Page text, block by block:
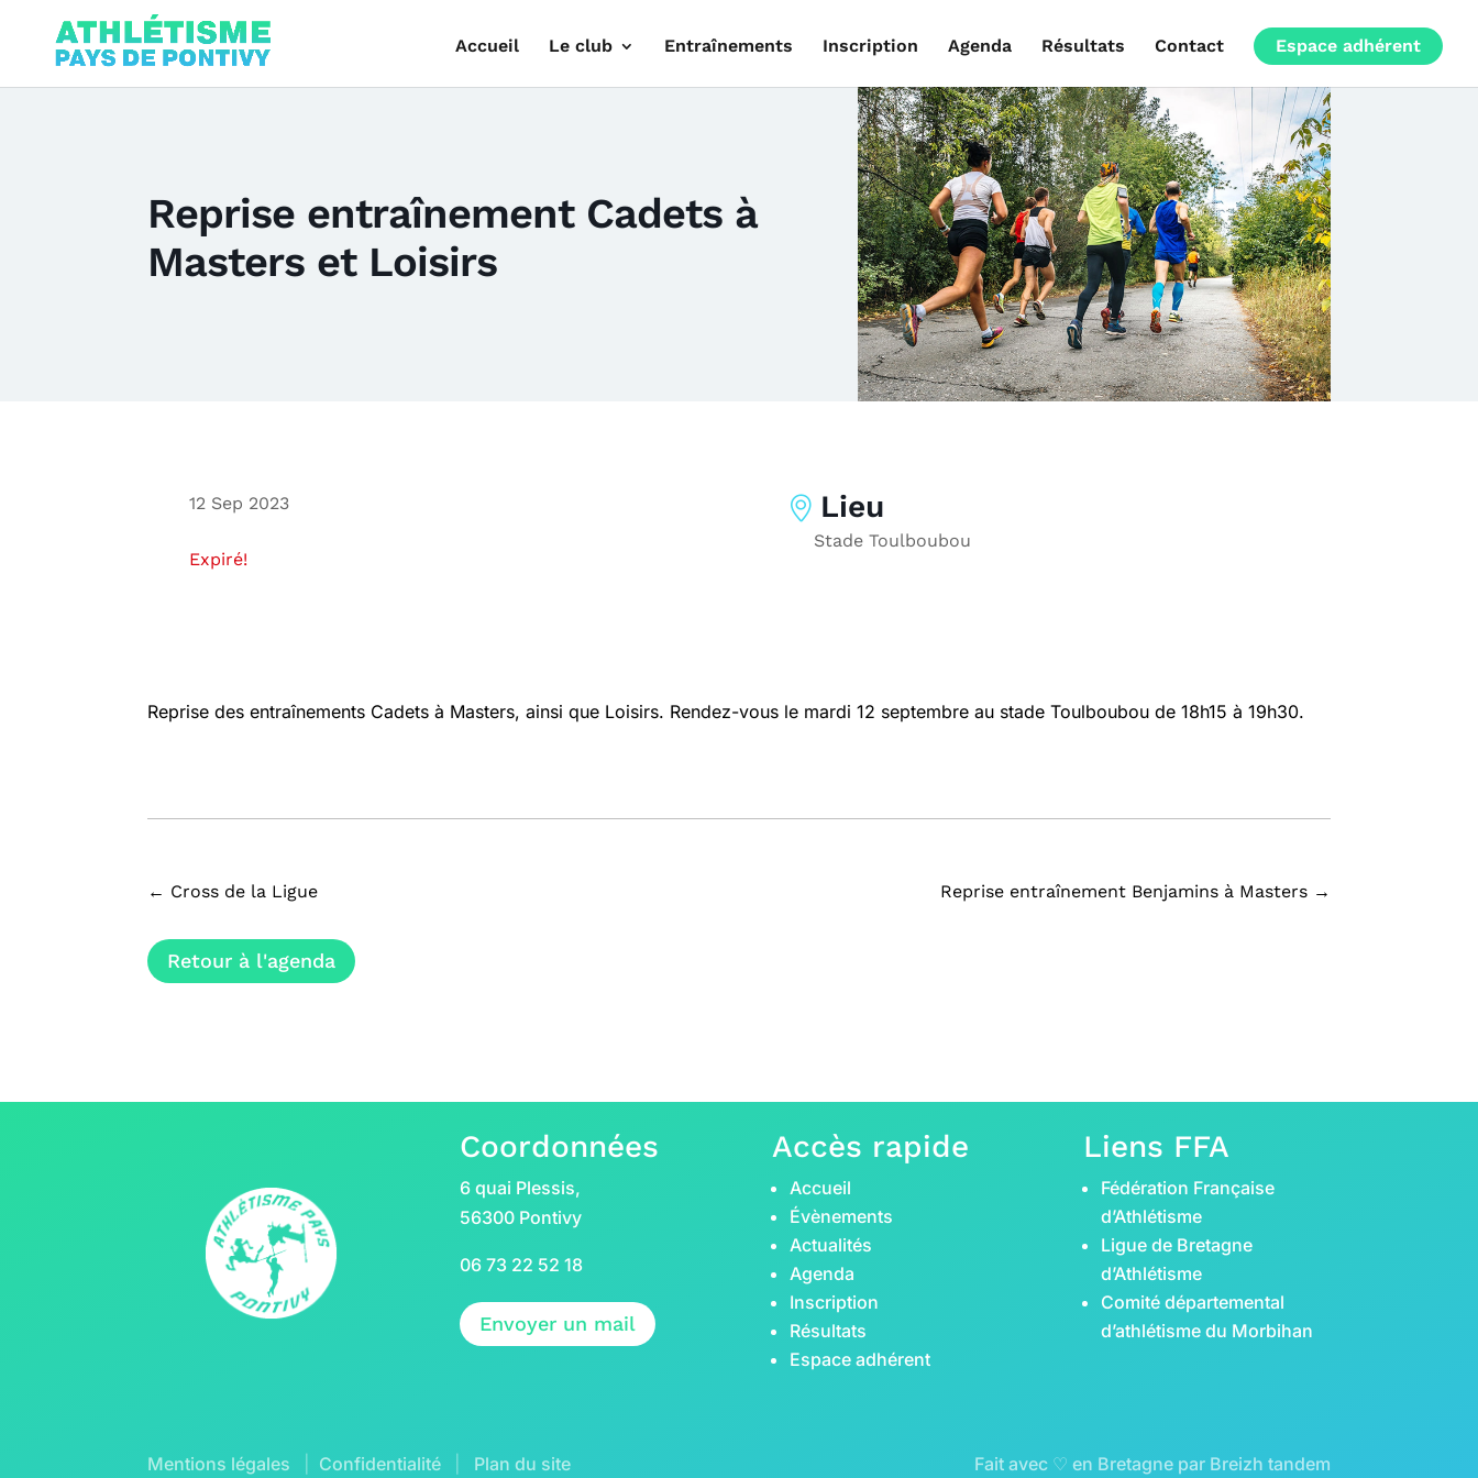
Accueil Le club Entraînements Inscription Agenda Résultats Contact Espace adhérent
Reprise entraînement Cadets à
Masters et Loisirs
12 Sep 2023
Expiré!
Lieu
Stade Toulboubou
Reprise des entraînements Cadets à Masters, ainsi que Loisirs. Rendez-vous le mardi 12 septembre au stade Toulboubou de 18h15 à 19h30.
← Cross de la Ligue Reprise entraînement Benjamins à Masters→
Retour à l'agenda
Coordonnées
6 quai Plessis,
56300 Pontivy
06 73 22 52 18
Envoyer un mail
Accès rapide
Accueil
Évènements
Actualités
Agenda
Inscription
Résultats
Espace adhérent
Liens FFA
Fédération Française
d’Athlétisme
Ligue de Bretagne
d’Athlétisme
Comité départemental
d’athlétisme du Morbihan
Mentions légales Confidentialité Plan du site Fait avec ♡ en Bretagne par Breizh tandem